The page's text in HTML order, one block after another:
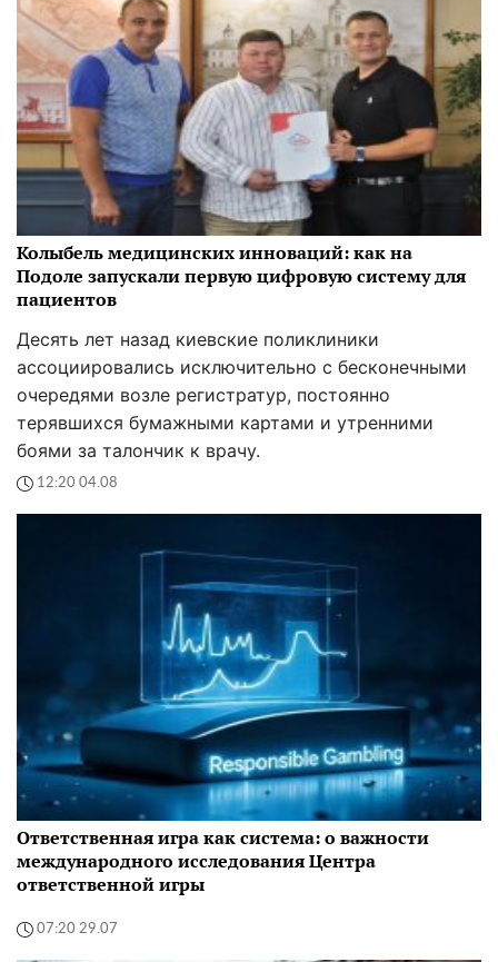
Колыбель медицинских инноваций: как на
Подоле запускали первую цифровую систему для
пациентов
Десять лет назад киевские поликлиники
ассоциировались исключительно с бесконечными
очередями возле регистратур, постоянно
терявшихся бумажными картами и утренними
боями за талончик к врачу.
12:20 04.08
Ответственная игра как система: о важности
международного исследования Центра
ответственной игры
07:20 29.07